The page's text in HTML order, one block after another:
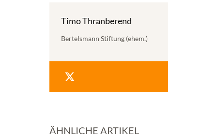
Timo Thranberend
Bertelsmann Stiftung (ehem.)
ÄHNLICHE ARTIKEL